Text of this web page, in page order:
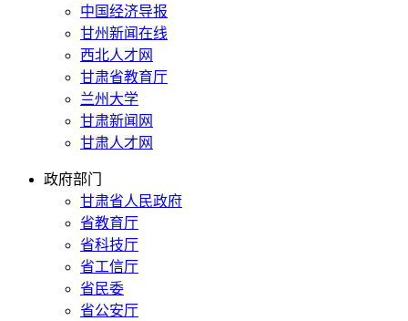
中国经济导报
甘州新闻在线
西北人才网
甘肃省教育厅
兰州大学
甘肃新闻网
甘肃人才网
政府部门
甘肃省人民政府
省教育厅
省科技厅
省工信厅
省民委
省公安厅